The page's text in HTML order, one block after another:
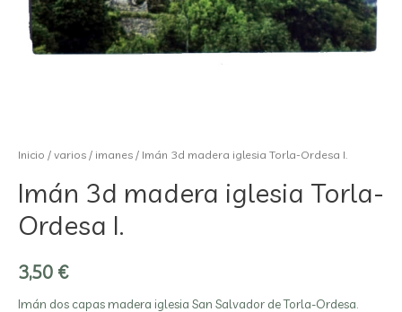
Inicio /varios/ imanes/ Imán 3d madera iglesia Torla-Ordesa I.
Imán 3d madera iglesia Torla-
Ordesa I.
3,50 €
Imán dos capas madera iglesia San Salvador de Torla-Ordesa.